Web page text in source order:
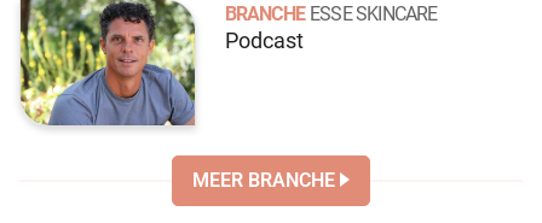
BRANCHE ESSE SKINCARE
Podcast
MEER BRANCHE